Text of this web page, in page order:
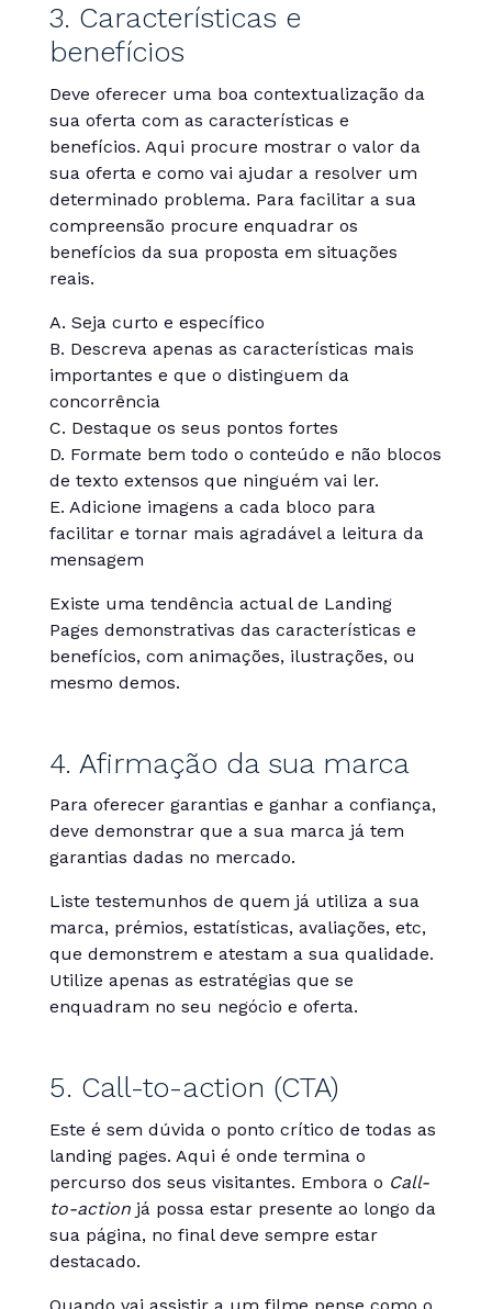
3. Características e
benefícios
Deve oferecer uma boa contextualização da
sua oferta com as características e
benefícios. Aqui procure mostrar o valor da
sua oferta e como vai ajudar a resolver um
determinado problema. Para facilitar a sua
compreensão procure enquadrar os
benefícios da sua proposta em situações
reais.
A. Seja curto e específico
B. Descreva apenas as características mais
importantes e que o distinguem da
concorrência
C. Destaque os seus pontos fortes
D. Formate bem todo o conteúdo e não blocos
de texto extensos que ninguém vai ler.
E. Adicione imagens a cada bloco para
facilitar e tornar mais agradável a leitura da
mensagem
Existe uma tendência actual de Landing
Pages demonstrativas das características e
benefícios, com animações, ilustrações, ou
mesmo demos.
4. Afirmação da sua marca
Para oferecer garantias e ganhar a confiança,
deve demonstrar que a sua marca já tem
garantias dadas no mercado.
Liste testemunhos de quem já utiliza a sua
marca, prémios, estatísticas, avaliações, etc,
que demonstrem e atestam a sua qualidade.
Utilize apenas as estratégias que se
enquadram no seu negócio e oferta.
5. Call-to-action (CTA)
Este é sem dúvida o ponto crítico de todas as
landing pages. Aqui é onde termina o
percurso dos seus visitantes. Embora o Call-
to-actionjá possa estar presente ao longo da
sua página, no final deve sempre estar
destacado.
Quando vai assistir a um filme pense como o